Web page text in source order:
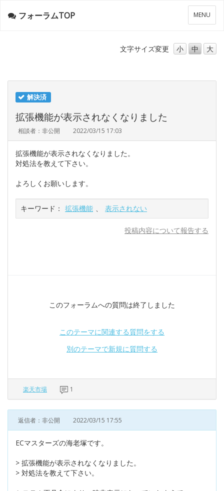
メ
ニ
ー
MENU
フォーラムTOP
文字サイズ変更 小 中 大
解決済
拡張機能が表示されなくなりました
相談者：非公開 2022/03/15 17:03
拡張機能が表示されなくなりました。
対処法を教えて下さい。
よろしくお願いします。
キーワード： 拡張機能 、 表示されない
投稿内容について報告する
このフォーラムへの質問は終了しました
このテーマに関連する質問をする
別のテーマで新規に質問する
楽天市場 1
返信者：非公開 2022/03/15 17:55
ECマスターズの海老塚です。
> 拡張機能が表示されなくなりました。
> 対処法を教えて下さい。